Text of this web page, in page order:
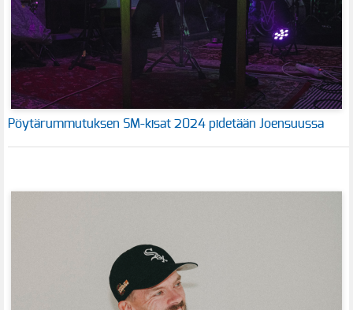
Pöytärummutuksen SM-kisat 2024 pidetään Joensuussa